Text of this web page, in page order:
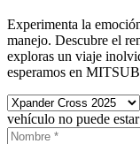
Experimenta la
manejo. Descubre el
exploras un viaje
esperamos en
vehículo no puede